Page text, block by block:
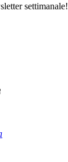
settimanale!